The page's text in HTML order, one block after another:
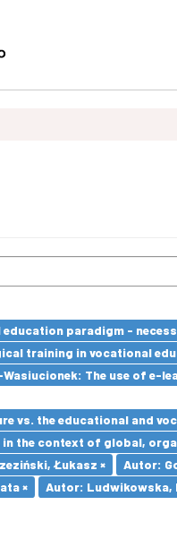
paradigm -
training in vocational
The use of e-
vs. the educational and
the context of global,
Łukasz ×
Autor:
× Autor: Ludwikowska,